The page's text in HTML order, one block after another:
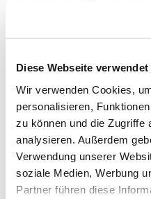
Diese Webseite
Wir verwenden Cookies,
personalisieren,
zu können und die Zugriffe
analysieren. Außerdem
Verwendung unserer
soziale Medien, Werbung
Partner führen diese
1. Vorsitzende: Maren
Wiemer,
€ pro Jahr. Die ersten
Beantragung der
im Vereinsregister schon
Spielgeräten für drinnen
Durchführung von
Beibehaltung des